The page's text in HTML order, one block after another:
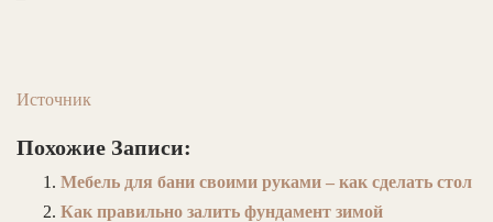
Источник
Похожие Записи:
Мебель для бани своими руками – как сделать стол
Как правильно залить фундамент зимой